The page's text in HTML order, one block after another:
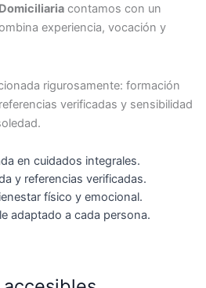
contamos con un
experiencia, vocación y
rigurosamente: formación
verificadas y sensibilidad
en cuidados integrales.
y referencias verificadas.
físico y emocional.
adaptado a cada persona.